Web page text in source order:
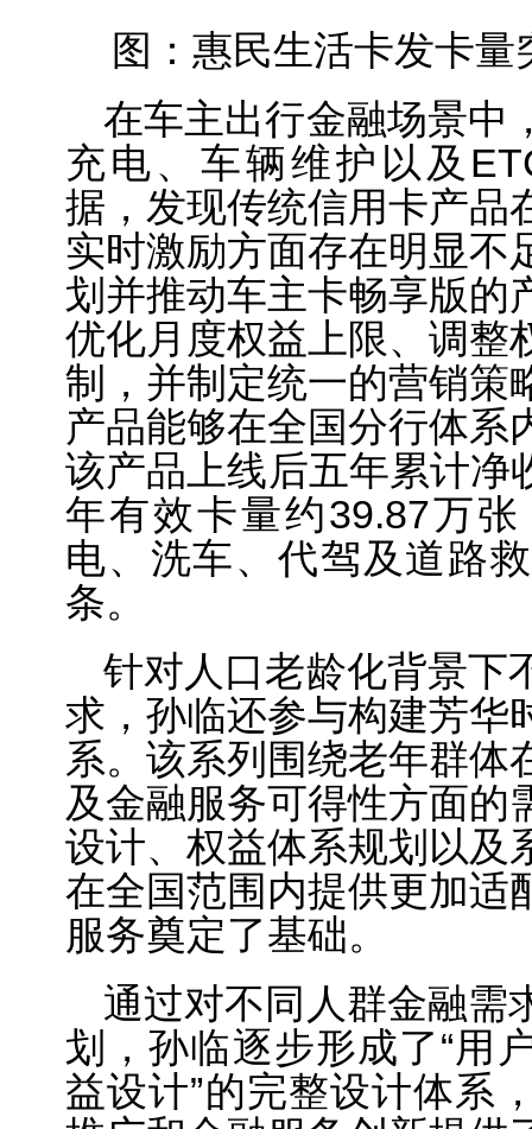
图： 惠民生活卡发卡量
在车主出行金融场景中
充电、车辆维护以及
据，发现传统信用卡产品
实时激励方面存在明显不
划并推动车主卡畅享版的
优化月度权益上限、调整
制，并制定统一的营销策
产品能够在全国分行体系
该产品上线后五年累计净
年有效卡量约39.87万
电、洗车、代驾及道路
条。
针对人口老龄化背景下
求，孙临还参与构建芳华
系。该系列围绕老年群体
及金融服务可得性方面的
设计、权益体系规划以及
在全国范围内提供更加适
服务奠定了基础。
通过对不同人群金融需
划，孙临逐步形成了“
益设计”的完整设计体系